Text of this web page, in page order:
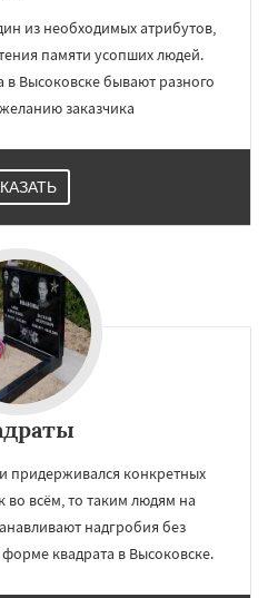
из необходимых атрибутов,
памяти усопших людей.
Высоковске бывают разного
заказчика
придерживался конкретных
всём, то таким людям на
надгробия без
квадрата в Высоковске.